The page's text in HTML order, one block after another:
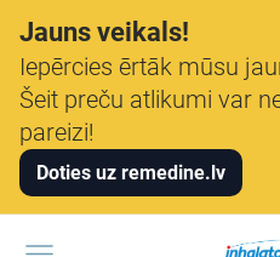
Jauns veikals!
Iepērcies ērtāk mūsu
Šeit preču atlikumi var
pareizi!
Doties uz remedine.lv